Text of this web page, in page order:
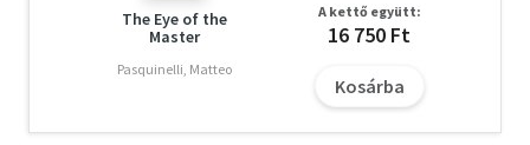
The Eye of the
Master
Pasquinelli, Matteo
A kettő együtt:
16 750 Ft
Kosárba